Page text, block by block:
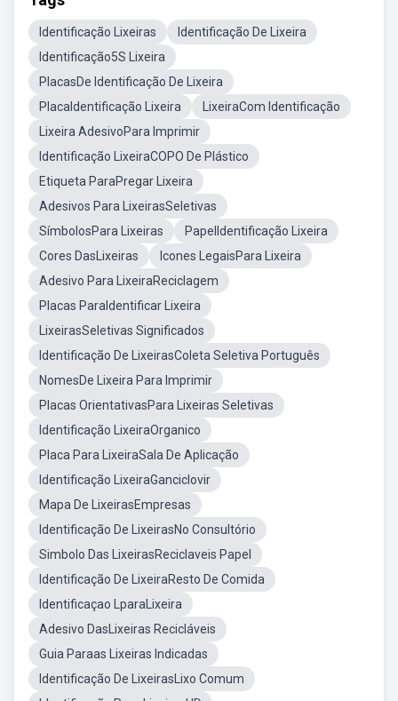
Identificação Lixeiras
Identificação De Lixeira
Identificação5S Lixeira
PlacasDe Identificação De Lixeira
PlacaIdentificação Lixeira
LixeiraCom Identificação
Lixeira AdesivoPara Imprimir
Identificação LixeiraCOPO De Plástico
Etiqueta ParaPregar Lixeira
Adesivos Para LixeirasSeletivas
SímbolosPara Lixeiras
PapelIdentificação Lixeira
Cores DasLixeiras
Icones LegaisPara Lixeira
Adesivo Para LixeiraReciclagem
Placas ParaIdentificar Lixeira
LixeirasSeletivas Significados
Identificação De LixeirasColeta Seletiva Português
NomesDe Lixeira Para Imprimir
Placas OrientativasPara Lixeiras Seletivas
Identificação LixeiraOrganico
Placa Para LixeiraSala De Aplicação
Identificação LixeiraGanciclovir
Mapa De LixeirasEmpresas
Identificação De LixeirasNo Consultório
Simbolo Das LixeirasReciclaveis Papel
Identificação De LixeiraResto De Comida
Identificaçao LparaLixeira
Adesivo DasLixeiras Recicláveis
Guia Paraas Lixeiras Indicadas
Identificação De LixeirasLixo Comum